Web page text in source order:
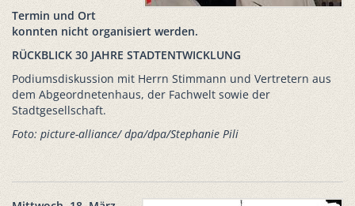
Termin und Ort
konnten nicht organisiert werden.
RÜCKBLICK 30 JAHRE STADTENTWICKLUNG
Podiumsdiskussion mit Herrn Stimmann und Vertretern aus
dem Abgeordnetenhaus, der Fachwelt sowie der
Stadtgesellschaft.
Foto: picture-alliance/ dpa/dpa/Stephanie Pili